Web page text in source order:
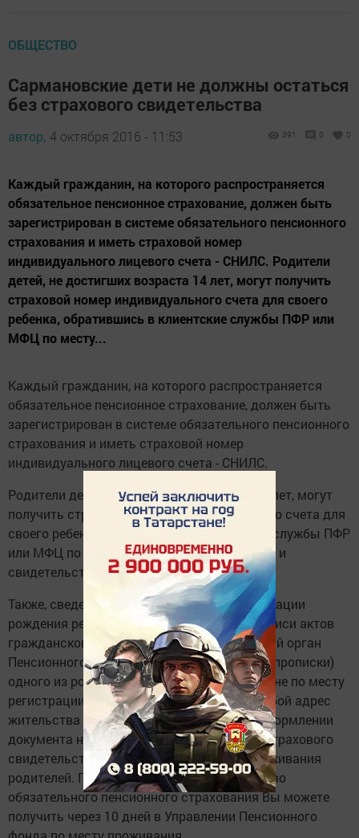
ОБЩЕСТВО
Сармановские дети не должны остаться
без страхового свидетельства
автор, 4 октября 2016 - 11:53 391 0 0
Каждый гражданин, на которого распространяется
обязательное пенсионное страхование, должен быть
зарегистрирован в системе обязательного пенсионного
страхования и иметь страховой номер
индивидуального лицевого счета - СНИЛС. Родители
детей, не достигших возраста 14 лет, могут получить
страховой номер индивидуального счета для своего
ребенка, обратившись в клиентские службы ПФР или
МФЦ по месту...
Каждый гражданин, на которого распространяется
обязательное пенсионное страхование, должен быть
зарегистрирован в системе обязательного пенсионного
страхования и иметь страховой номер
индивидуального лицевого счета - СНИЛС.
Родители детей, не достигших возраста 14 лет, могут
получить страховой номер индивидуального счета для
своего ребенка, обратившись в клиентские службы ПФР
или МФЦ по месту жительства с паспортом и
свидетельством о рождении ребенка.
Также, сведения о государственной регистрации
рождения ребенка передаются органом записи актов
гражданского состояния в территориальный орган
Пенсионного фонда по месту регистрации (прописки)
одного из родителей. В случае проживания не по месту
регистрации (прописки) можно заявить любой адрес
жительства в Республике Татарстан при оформлении
документа на ребенка с целью получения страхового
свидетельства по месту фактического проживания
родителей. Готовое страховое свидетельство
обязательного пенсионного страхования Вы можете
получить через 10 дней в Управлении Пенсионного